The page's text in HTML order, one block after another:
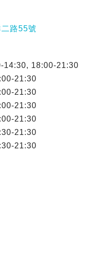
路55號
14:30, 18:00-21:30
21:30
21:30
21:30
21:30
21:30
21:30